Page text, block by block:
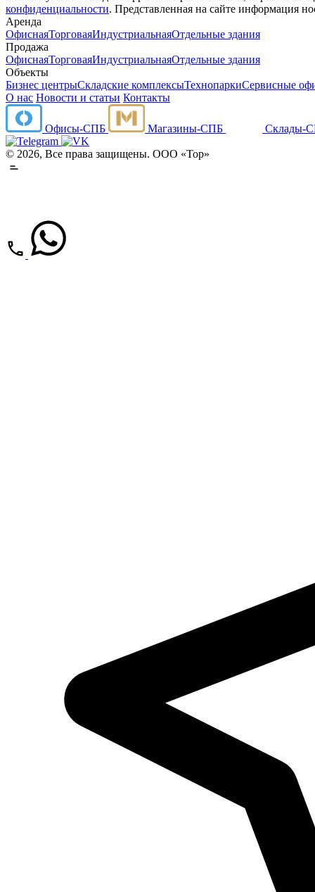
конфиденциальности. Представленная на сайте информация
Аренда
ОфиснаяТорговаяИндустриальнаяОтдельные здания
Продажа
ОфиснаяТорговаяИндустриальнаяОтдельные здания
Объекты
Бизнес центрыСкладские комплексыТехнопаркиСервисные
О нас Новости и статьи Контакты
Офисы-СПБ Магазины-СПБ Склады-
© 2026, Все права защищены. ООО «Тор»